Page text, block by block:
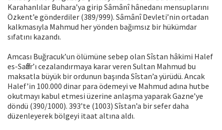
Karahanlılar Buhara’ya girip Sâmânî hânedanı mensuplarını
Özkent’e gönderdiler (389/999). Sâmânî Devleti’nin ortadan
kalkmasıyla Mahmud her yönden bağımsız bir hükümdar
sıfatını kazandı.
Amcası Buğracuk’un ölümüne sebep olan Sîstan hâkimi Halef
es-Saffâr’ı cezalandırmaya karar veren Sultan Mahmud bu
maksatla büyük bir ordunun başında Sîstan’a yürüdü. Ancak
Halef’in 100.000 dinar para ödemeyi ve Mahmud adına hutbe
okutmayı kabul etmesi üzerine anlaşma yaparak Gazne’ye
döndü (390/1000). 393’te (1003) Sîstan’a bir sefer daha
düzenleyerek bölgeyi itaat altına aldı.